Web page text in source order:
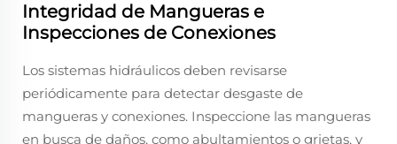
Integridad de Mangueras e
Inspecciones de Conexiones
Los sistemas hidráulicos deben revisarse
periódicamente para detectar desgaste de
mangueras y conexiones. Inspeccione las mangueras
en busca de daños, como abultamientos o grietas, y